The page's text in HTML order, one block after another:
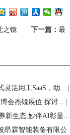
之镜 下一篇： 最
活用工SaaS，助...
|
会杰锐展位 探讨...
|
新生态,妙伴AI彰显...
昂霖智能装备有限公